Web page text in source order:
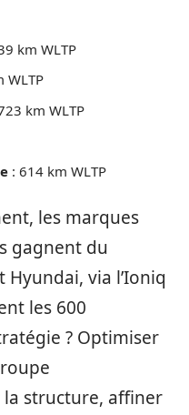
km WLTP
WLTP
km WLTP
: 614 km WLTP
les marques
gagnent du
Hyundai, via l’Ioniq
les 600
? Optimiser
structure, affiner